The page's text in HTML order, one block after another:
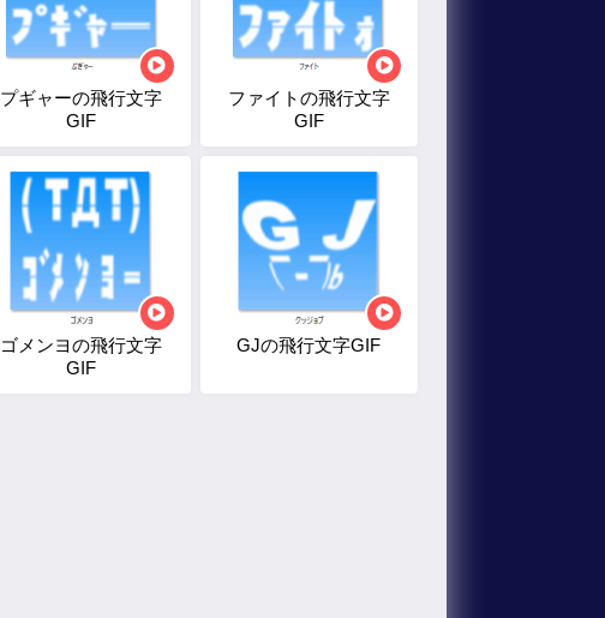
プギャーの飛行文字
GIF
ファイトの飛行文字
GIF
ゴメンヨの飛行文字
GIF
GJの飛行文字GIF